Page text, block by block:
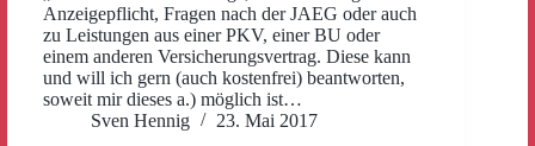
Anzeigepflicht, Fragen nach der JAEG oder auch
zu Leistungen aus einer PKV, einer BU oder
einem anderen Versicherungsvertrag. Diese kann
und will ich gern (auch kostenfrei) beantworten,
soweit mir dieses a.) möglich ist…
Sven Hennig
23. Mai 2017